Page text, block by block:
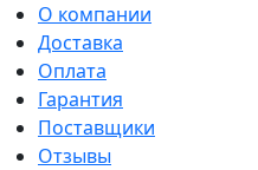
О компании
Доставка
Оплата
Гарантия
Поставщики
Отзывы